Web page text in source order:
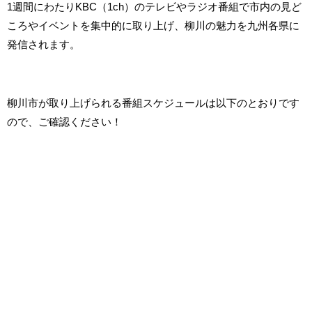
1週間にわたりKBC（1ch）のテレビやラジオ番組で市内の見ど
ころやイベントを集中的に取り上げ、柳川の魅力を九州各県に
発信されます。
柳川市が取り上げられる番組スケジュールは以下のとおりです
ので、ご確認ください！